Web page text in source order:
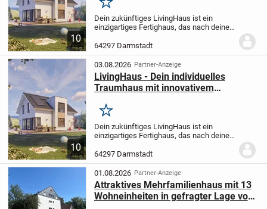
10
Merken
Dein zukünftiges LivingHaus ist ein
einzigartiges Fertighaus, das nach deinen
Vorstellungen projektiert wird. Mit einer
großzügigen Wohnfläche von 130
Quadratmetern auf...
64297 Darmstadt
10
03.08.2026 Partner-Anzeige
LivingHaus - Dein individuelles
Traumhaus mit innovativem
Merken
Dein zukünftiges LivingHaus ist ein
einzigartiges Fertighaus, das nach deinen
Vorstellungen projektiert wird. Mit einer
großzügigen Wohnfläche von 130
Quadratmetern auf...
64297 Darmstadt
01.08.2026 Partner-Anzeige
Attraktives Mehrfamilienhaus mit 13
Wohneinheiten in gefragter Lage von